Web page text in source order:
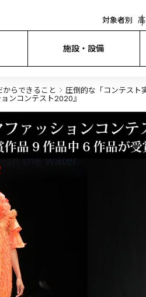
対象者別
施設・設備
からできること 圧倒的な「コンテスト
ンコンテスト2020』